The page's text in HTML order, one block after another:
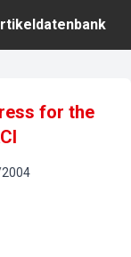
for the
2004